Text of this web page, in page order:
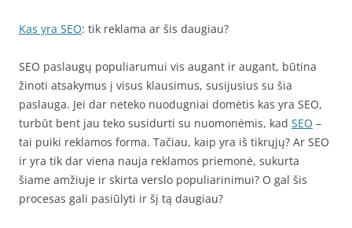
Kas yra SEO: tik reklama ar šis daugiau?
SEO paslaugų populiarumui vis augant ir augant, būtina
žinoti atsakymus į visus klausimus, susijusius su šia
paslauga. Jei dar neteko nuodugniai domėtis kas yra SEO,
turbūt bent jau teko susidurti su nuomonėmis, kad SEO –
tai puiki reklamos forma. Tačiau, kaip yra iš tikrųjų? Ar SEO
ir yra tik dar viena nauja reklamos priemonė, sukurta
šiame amžiuje ir skirta verslo populiarinimui? O gal šis
procesas gali pasiūlyti ir šį tą daugiau?